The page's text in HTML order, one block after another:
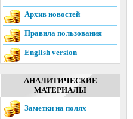
Архив новостей
Правила пользования
English version
АНАЛИТИЧЕСКИЕ
МАТЕРИАЛЫ
Заметки на полях